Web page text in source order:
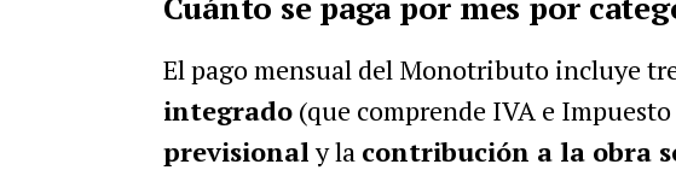
El pago mensual del Monotributo incluye
integrado(que comprende IVA e Impuesto
previsionaly la contribución a la obra